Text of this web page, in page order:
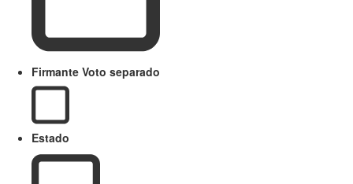
Firmante Voto separado
Estado